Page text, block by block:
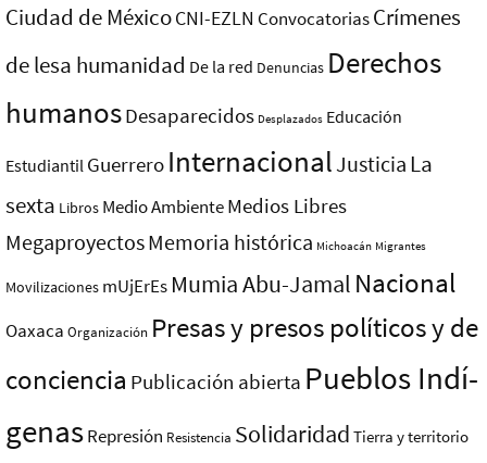
Ciudad de MéxicoCNI-EZLN ConvocatoriasCrímenes
de lesa humanidad De la red Denuncias Derechos
humanosDesaparecidos Desplazados Educación
Estudiantil Guerrero InternacionalJusticia La
sexta Libros Medio AmbienteMedios Libres
MegaproyectosMemoria histórica Michoacán Migrantes
Movilizaciones mUjErEs Mumia Abu-Jamal Nacional
Oaxaca Organización Presas y presos polí­ticos y de
conciencia Publicación abierta Pueblos Indí­
genasRepresión Resistencia Solidaridad Tierra y territorio